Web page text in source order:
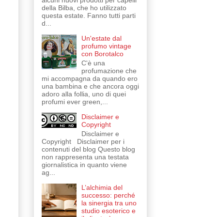
della Bilba, che ho utilizzato
questa estate. Fanno tutti parti
d...
Un'estate dal
profumo vintage
con Borotalco
C'è una
profumazione che
mi accompagna da quando ero
una bambina e che ancora oggi
adoro alla follia, uno di quei
profumi ever green,...
Disclaimer e
Copyright
Disclaimer e
Copyright Disclaimer per i
contenuti del blog Questo blog
non rappresenta una testata
giornalistica in quanto viene
ag...
L’alchimia del
successo: perché
la sinergia tra uno
studio esoterico e